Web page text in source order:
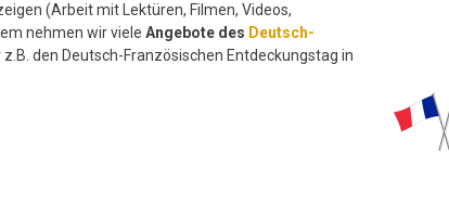
(Arbeit mit Lektüren, Filmen, Videos,
nehmen wir viele Angebote des Deutsch-
z.B. den Deutsch-Französischen Entdeckungstag in